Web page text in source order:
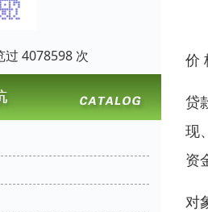
过 4078598 次 价
贷
现
资
对